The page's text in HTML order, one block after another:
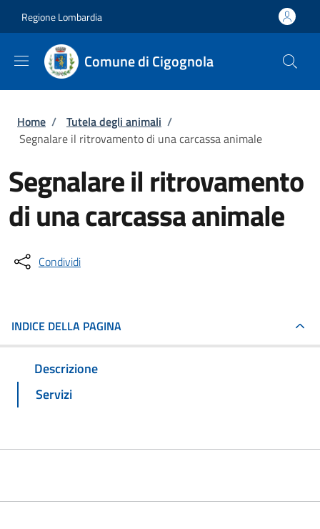
Regione Lombardia
Comune di Cigognola
Briciole di pane
Home / Tutela degli animali /
Segnalare il ritrovamento di una carcassa animale
Segnalare il ritrovamento
di una carcassa animale
Condividi
INDICE DELLA PAGINA
Descrizione
Servizi